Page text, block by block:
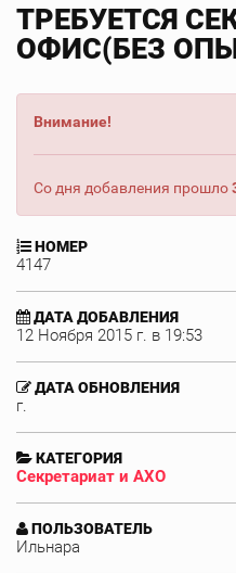
ТРЕБУЕТСЯ
ОФИС(БЕЗ
Внимание!
Со дня добавления прошло
НОМЕР
4147
ДАТА ДОБАВЛЕНИЯ
12 Ноября 2015 г. в 19:53
ДАТА ОБНОВЛЕНИЯ
г.
КАТЕГОРИЯ
Секретариат и АХО
ПОЛЬЗОВАТЕЛЬ
Ильнара